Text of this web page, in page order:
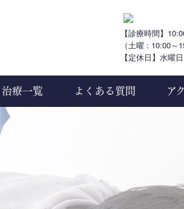
【診療時間】
（土曜 : 10:00～
【定休日】水曜
治療一覧 よくある質問 ア